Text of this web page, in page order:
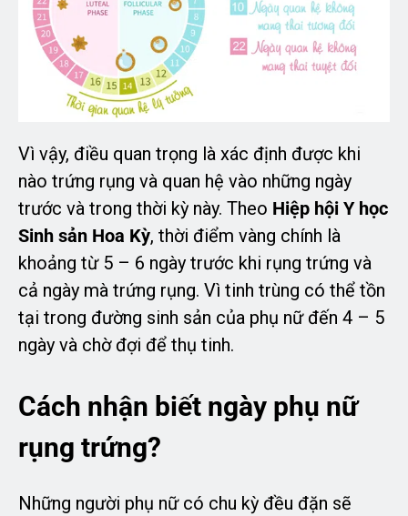
Vì vậy, điều quan trọng là xác định được khi
nào trứng rụng và quan hệ vào những ngày
trước và trong thời kỳ này. Theo Hiệp hội Y học
Sinh sản Hoa Kỳ, thời điểm vàng chính là
khoảng từ 5 – 6 ngày trước khi rụng trứng và
cả ngày mà trứng rụng. Vì tinh trùng có thể tồn
tại trong đường sinh sản của phụ nữ đến 4 – 5
ngày và chờ đợi để thụ tinh.
Cách nhận biết ngày phụ nữ
rụng trứng?
Những người phụ nữ có chu kỳ đều đặn sẽ